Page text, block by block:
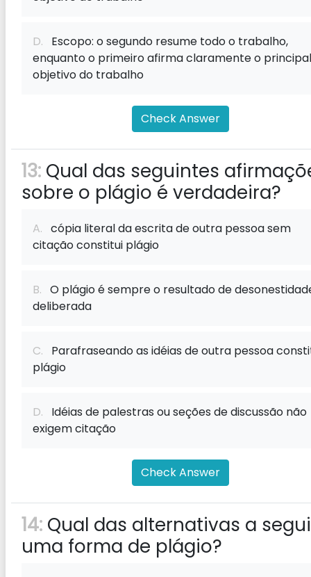
D. Escopo: o segundo resume todo o trabalho,
enquanto o primeiro afirma claramente o principal
objetivo do trabalho
Check Answer
13: Qual das seguintes
sobre o plágio é verdadeira?
A. cópia literal da escrita de outra pessoa sem
citação constitui plágio
B. O plágio é sempre o resultado de
deliberada
C. Parafraseando as idéias de outra pessoa
plágio
D. Idéias de palestras ou seções de discussão não
exigem citação
Check Answer
14: Qual das alternativas a
uma forma de plágio?